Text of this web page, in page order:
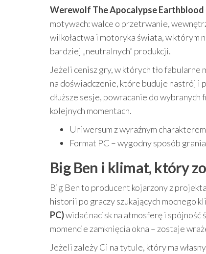
Werewolf The Apocalypse Earthblood
motywach: walce o przetrwanie,
wilkołactwa i motoryka świata, w którym
bardziej „neutralnych” produkcji.
Jeżeli cenisz gry, w których tło fabularne
na doświadczenie, które buduje nastrój i
dłuższe sesje, powracanie do
kolejnych momentach.
Uniwersum z wyraźnym
Format PC – wygodny sposób
Big Ben i klimat, który
Big Ben to producent kojarzony z
historii po graczy szukających mocnego
PC)widać nacisk na atmosferę i spójność
momencie zamknięcia okna – zostaje
Jeżeli zależy Ci na tytule, który ma